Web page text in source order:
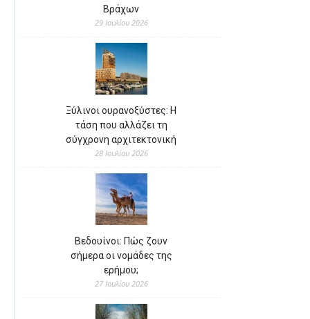
Βράχων
29 Ιουλίου 2026
Ξύλινοι ουρανοξύστες: Η
τάση που αλλάζει τη
σύγχρονη αρχιτεκτονική
28 Ιουλίου 2026
Βεδουίνοι: Πώς ζουν
σήμερα οι νομάδες της
ερήμου;
27 Ιουλίου 2026